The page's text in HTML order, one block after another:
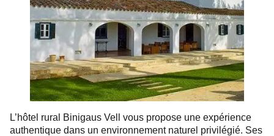
L’hôtel rural Binigaus Vell vous propose une expérience
authentique dans un environnement naturel privilégié. Ses